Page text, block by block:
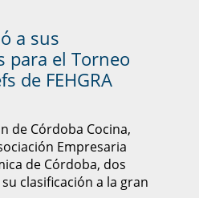
a sus
para el Torneo
de FEHGRA
de Córdoba Cocina,
Empresaria
de Córdoba, dos
clasificación a la gran